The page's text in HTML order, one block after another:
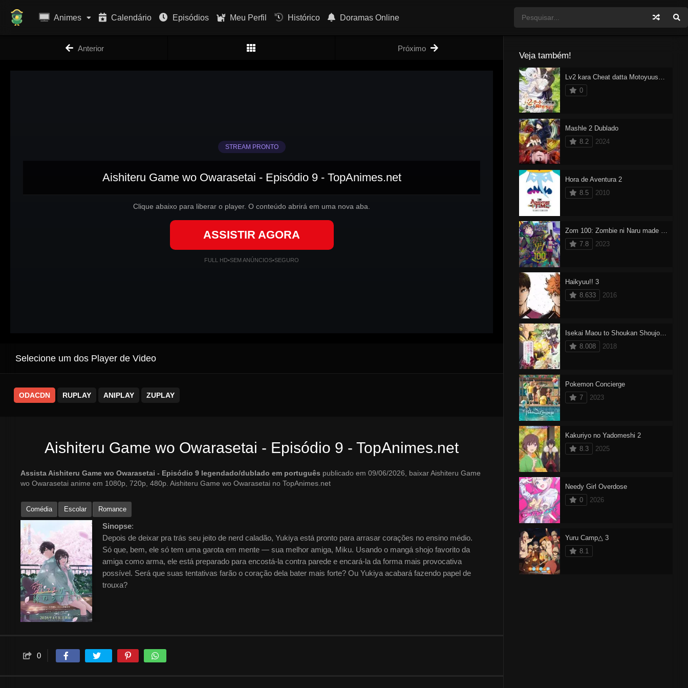
Animes Calendário Episódios Meu Perfil Histórico Doramas Online
Anterior Próximo
STREAM PRONTO
Aishiteru Game wo Owarasetai - Episódio 9 - TopAnimes.net
Clique abaixo para liberar o player. O conteúdo abrirá em uma nova aba.
ASSISTIR AGORA
FULL HD•SEM ANÚNCIOS•SEGURO
Selecione um dos Player de Video
ODACDN RUPLAY ANIPLAY ZUPLAY
Aishiteru Game wo Owarasetai - Episódio 9 - TopAnimes.net
Assista Aishiteru Game wo Owarasetai - Episódio 9 legendado/dublado em português publicado em 09/06/2026, baixar Aishiteru Game
wo Owarasetai anime em 1080p, 720p, 480p. Aishiteru Game wo Owarasetai no TopAnimes.net
Comédia Escolar Romance
Sinopse:
Depois de deixar pra trás seu jeito de nerd caladão, Yukiya está pronto para arrasar corações no ensino médio.
Só que, bem, ele só tem uma garota em mente — sua melhor amiga, Miku. Usando o mangá shojo favorito da
amiga como arma, ele está preparado para encostá-la contra parede e encará-la da forma mais provocativa
possível. Será que suas tentativas farão o coração dela bater mais forte? Ou Yukiya acabará fazendo papel de
trouxa?
0
Veja também!
Lv2 kara Cheat datta Motoyuusha Kouho no Mattari Isekai Life
0
Mashle 2 Dublado
8.2
2024
Hora de Aventura 2
8.5
2010
Zom 100: Zombie ni Naru made ni Shitai 100 no Koto
7.8
2023
Haikyuu!! 3
8.633
2016
Isekai Maou to Shoukan Shoujo no Dorei Majutsu
8.008
2018
Pokemon Concierge
7
2023
Kakuriyo no Yadomeshi 2
8.3
2025
Needy Girl Overdose
0
2026
Yuru Camp△ 3
8.1